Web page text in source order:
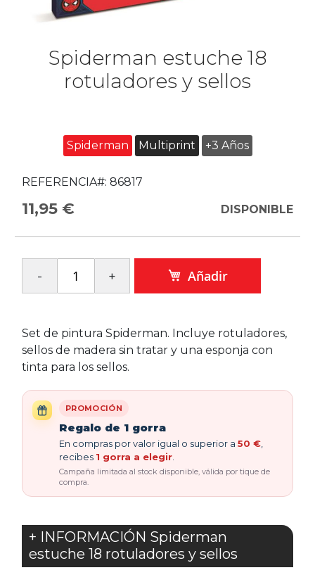
Spiderman estuche 18
rotuladores y sellos
Spiderman Multiprint +3 Años
REFERENCIA#: 86817
11,95 € DISPONIBLE
Añadir
Set de pintura Spiderman. Incluye rotuladores,
sellos de madera sin tratar y una esponja con
tinta para los sellos.
PROMOCIÓN
Regalo de 1 gorra
En compras por valor igual o superior a 50 €
recibes 1 gorra a elegir
Campaña limitada al stock disponible, válida por tique de
compra.
+ INFORMACIÓN Spiderman
estuche 18 rotuladores y sellos